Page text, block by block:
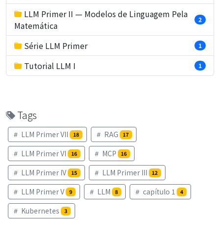
LLM Primer II — Modelos de Linguagem Pela
Matemática
2
Série LLM Primer 1
Tutorial LLM I 1
Tags
LLM Primer VII 18 RAG 17
LLM Primer VI 16 MCP 16
LLM Primer IV 15 LLM Primer III 12
LLM Primer V 9 LLM 8 capítulo 1 4
Kubernetes 3